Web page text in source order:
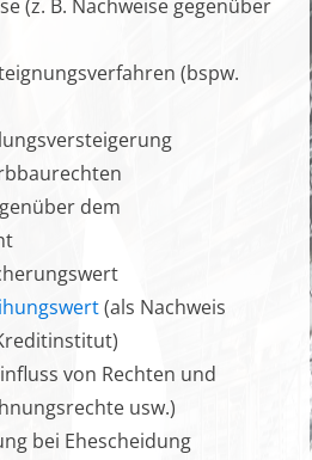
(z. B. Nachweise gegenüber
(bspw.
dem
(als Nachweis
von Rechten und
usw.)
bei Ehescheidung